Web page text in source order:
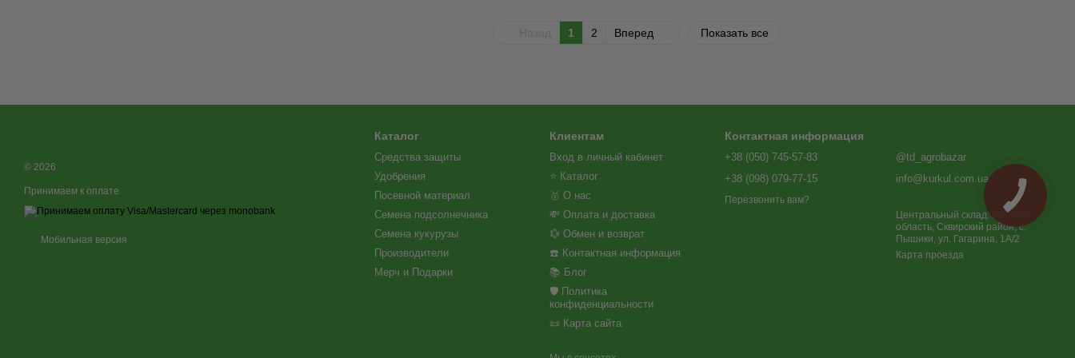
1 2 Вперед Показать все
© 2026
Принимаем к оплате
Мобильная версия
Каталог
Средства защиты
Удобрения
Посевной материал
Семена подсолнечника
Семена кукурузы
Производители
Мерч и Подарки
Клиентам
Вход в личный кабинет
⭐ Каталог
🥇 О нас
💸 Оплата и доставка
💱 Обмен и возврат
☎️ Контактная информация
📚 Блог
🛡️ Политика
конфиденциальности
📜 Карта сайта
Контактная информация
+38 (050) 745-57-83
+38 (098) 079-77-15
Перезвонить вам?
@td_agrobazar
info@kurkul.com.ua
Центральный склад: Киевская
область, Сквирский район, с.
Пышики, ул. Гагарина, 1А/2
Карта проезда